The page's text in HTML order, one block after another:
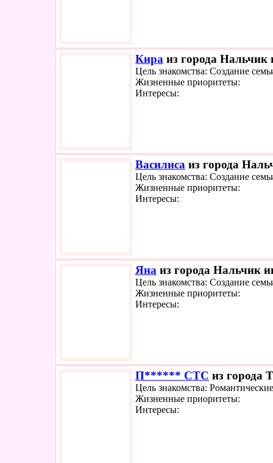
Кира из города Нальчик
Цель знакомства: Создание
Жизненные приоритеты:
Интересы:
Василиса из города
Цель знакомства: Создание
Жизненные приоритеты:
Интересы:
Яна из города Нальчик
Цель знакомства: Создание
Жизненные приоритеты:
Интересы:
П****** СТС из города
Цель знакомства:
Жизненные приоритеты:
Интересы: